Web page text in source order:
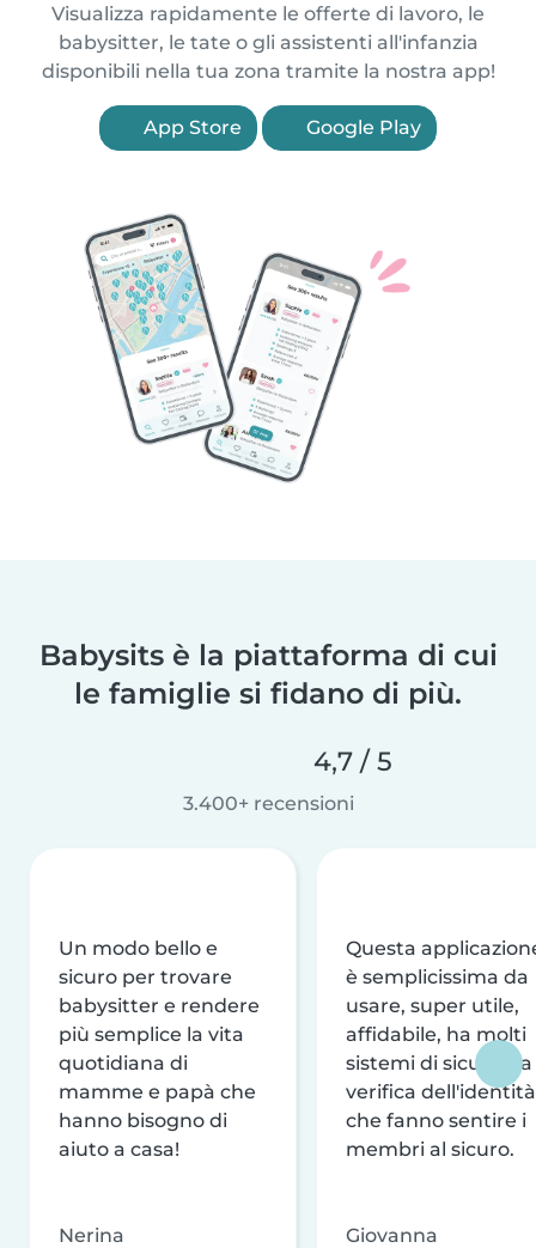
Visualizza rapidamente le offerte di lavoro, le
babysitter, le tate o gli assistenti all'infanzia
disponibili nella tua zona tramite la nostra app!
App Store Google Play
Babysits è la piattaforma di cui
le famiglie si fidano di più.
4,7 / 5
3.400+ recensioni
Un modo bello e
sicuro per trovare
babysitter e rendere
più semplice la vita
quotidiana di
mamme e papà che
hanno bisogno di
aiuto a casa!
Nerina
Questa
è semplicissima da
usare, super utile,
affidabile, ha molti
sistemi di sicurezza
verifica dell'identità
che fanno sentire i
membri al sicuro.
Giovanna